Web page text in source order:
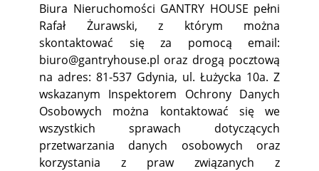
Biura Nieruchomości GANTRY HOUSE pełni
Rafał Żurawski, z którym można
skontaktować się za pomocą email:
biuro@gantryhouse.pl oraz drogą pocztową
na adres: 81-537 Gdynia, ul. Łużycka 10a. Z
wskazanym Inspektorem Ochrony Danych
Osobowych można kontaktować się we
wszystkich sprawach dotyczących
przetwarzania danych osobowych oraz
korzystania z praw związanych z